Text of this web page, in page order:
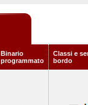
Binario
programmato
Classi e
bordo